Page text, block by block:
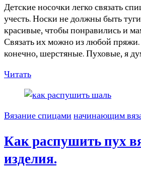
Детские носочки легко связать
учесть. Носки не должны быть
красивые, чтобы понравились и
Связать их можно из любой
конечно, шерстяные. Пуховые, я
Читать
Вязание спицами начинающим
Как распушить пух
изделия.